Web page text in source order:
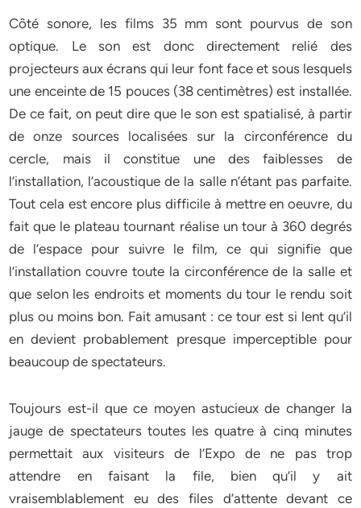
Côté sonore, les films 35 mm sont pourvus de son
optique. Le son est donc directement relié des
projecteurs aux écrans qui leur font face et sous lesquels
une enceinte de 15 pouces (38 centimètres) est installée.
De ce fait, on peut dire que le son est spatialisé, à partir
de onze sources localisées sur la circonférence du
cercle, mais il constitue une des faiblesses de
l’installation, l’acoustique de la salle n’étant pas parfaite.
Tout cela est encore plus difficile à mettre en oeuvre, du
fait que le plateau tournant réalise un tour à 360 degrés
de l’espace pour suivre le film, ce qui signifie que
l’installation couvre toute la circonférence de la salle et
que selon les endroits et moments du tour le rendu soit
plus ou moins bon. Fait amusant : ce tour est si lent qu’il
en devient probablement presque imperceptible pour
beaucoup de spectateurs.
Toujours est-il que ce moyen astucieux de changer la
jauge de spectateurs toutes les quatre à cinq minutes
permettait aux visiteurs de l’Expo de ne pas trop
attendre en faisant la file, bien qu’il y ait
vraisemblablement eu des files d’attente devant ce